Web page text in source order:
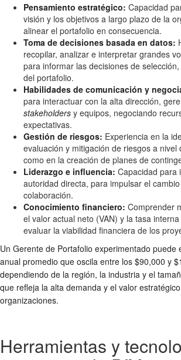
Pensamiento estratégico: Capacidad
visión y los objetivos a largo plazo de la
alinear el portafolio en consecuencia.
Toma de decisiones basada en datos:
recopilar, analizar e interpretar grandes
para informar las decisiones de
del portafolio.
Habilidades de comunicación y
para interactuar con la alta dirección,
stakeholders y equipos, negociando
expectativas.
Gestión de riesgos: Experiencia en la
evaluación y mitigación de riesgos a nivel
como en la creación de planes de
Liderazgo e influencia: Capacidad para
autoridad directa, para impulsar el
colaboración.
Conocimiento financiero: Comprender
el valor actual neto (VAN) y la tasa
evaluar la viabilidad financiera de los
Un Gerente de Portafolio experimentado puede
anual promedio que oscila entre los $90,000 y
dependiendo de la región, la industria y el
que refleja la alta demanda y el valor
organizaciones.
Herramientas y